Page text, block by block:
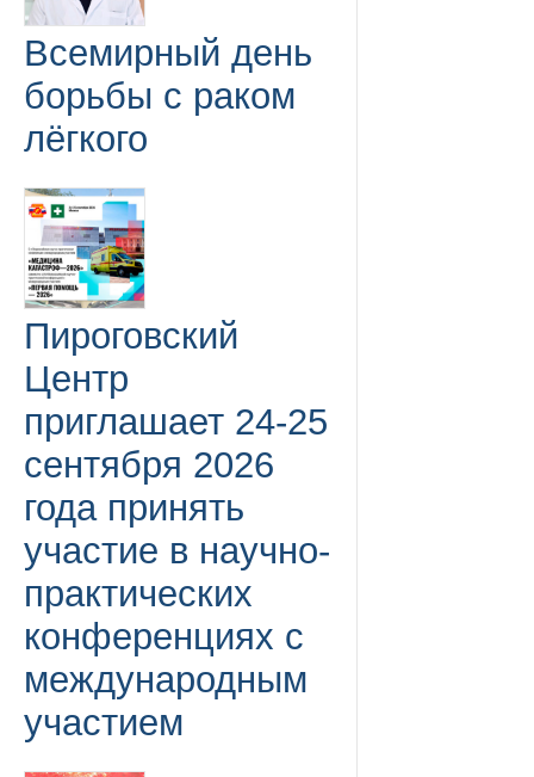
Всемирный день
борьбы с раком
лёгкого
Пироговский
Центр
приглашает 24-25
сентября 2026
года принять
участие в научно-
практических
конференциях с
международным
участием